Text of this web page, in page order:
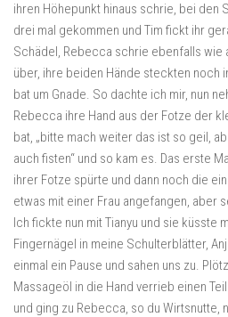
ihren Höhepunkt hinaus schrie, bei den
drei mal gekommen und Tim fickt ihr
Schädel, Rebecca schrie ebenfalls wie
über, ihre beiden Hände steckten noch
bat um Gnade. So dachte ich mir, nun
Rebecca ihre Hand aus der Fotze der
bat, „bitte mach weiter das ist so geil,
auch fisten“ und so kam es. Das erste
ihrer Fotze spürte und dann noch die
etwas mit einer Frau angefangen, aber
Ich fickte nun mit Tianyu und sie küsste
Fingernägel in meine Schulterblätter,
einmal ein Pause und sahen uns zu.
Massageöl in die Hand verrieb einen
und ging zu Rebecca, so du Wirtsnutte,